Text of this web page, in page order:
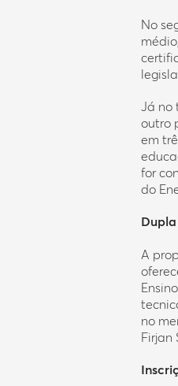
No
Já no
outro
em
for
do
A
no
Firjan